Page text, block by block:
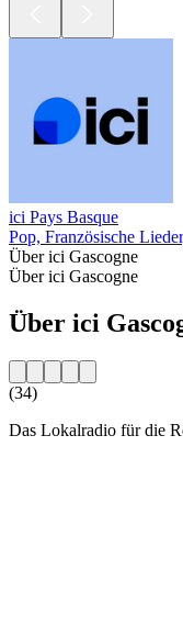
ici Pays Basque
Pop, Französische
Über ici Gascogne
Über ici Gascogne
Über ici
(34)
Das Lokalradio für die